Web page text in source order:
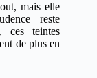
mais elle
reste
ces teintes
de plus en